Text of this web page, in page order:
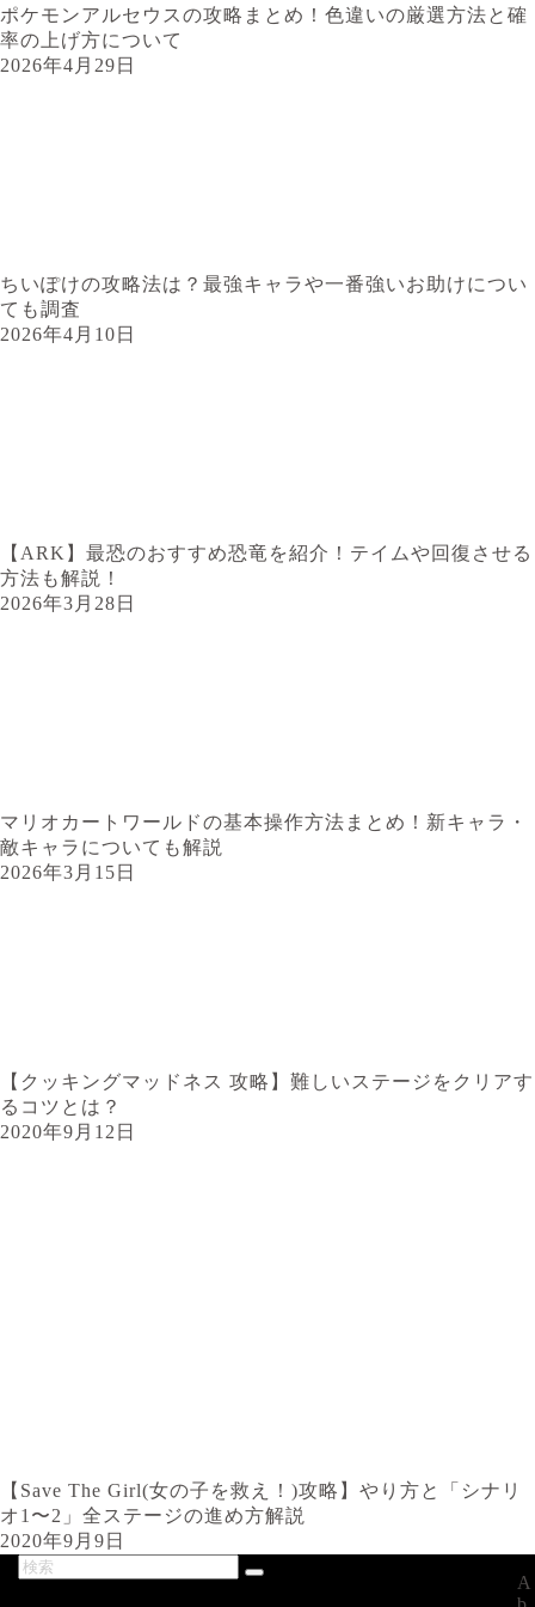
ポケモンアルセウスの攻略まとめ！色違いの厳選方法と確
率の上げ方について
2026年4月29日
ちいぽけの攻略法は？最強キャラや一番強いお助けについ
ても調査
2026年4月10日
【ARK】最恐のおすすめ恐竜を紹介！テイムや回復させる
方法も解説！
2026年3月28日
マリオカートワールドの基本操作方法まとめ！新キャラ・
敵キャラについても解説
2026年3月15日
【クッキングマッドネス 攻略】難しいステージをクリアす
るコツとは？
2020年9月12日
【Save The Girl(女の子を救え！)攻略】やり方と「シナリ
オ1〜2」全ステージの進め方解説
2020年9月9日
A